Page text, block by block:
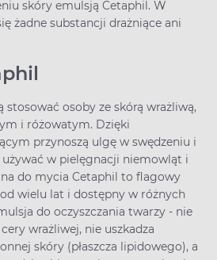
skóry emulsją Cetaphil. W
żadne substancji drażniące ani
osoby ze skórą wrażliwą,
i różowatym. Dzięki
przynoszą ulgę w swędzeniu i
w pielęgnacji niemowląt i
do mycia Cetaphil to flagowy
wielu lat i dostępny w różnych
do oczyszczania twarzy - nie
wrażliwej, nie uszkadza
skóry (płaszcza lipidowego), a